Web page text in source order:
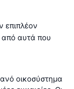
επιπλέον
από αυτά που
οικοσύστημα